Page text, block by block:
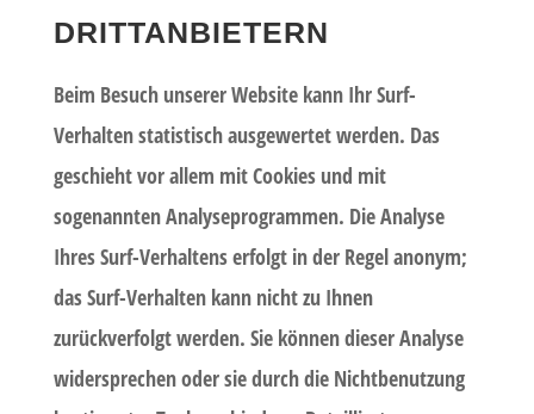
DRITTANBIETERN
Beim Besuch unserer Website kann Ihr Surf-
Verhalten statistisch ausgewertet werden. Das
geschieht vor allem mit Cookies und mit
sogenannten Analyseprogrammen. Die Analyse
Ihres Surf-Verhaltens erfolgt in der Regel anonym;
das Surf-Verhalten kann nicht zu Ihnen
zurückverfolgt werden. Sie können dieser Analyse
widersprechen oder sie durch die Nichtbenutzung